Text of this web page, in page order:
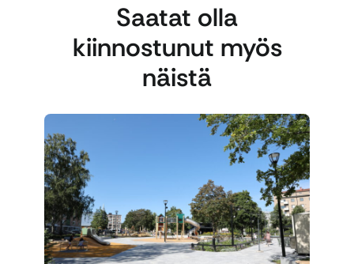
Saatat olla
kiinnostunut myös
näistä